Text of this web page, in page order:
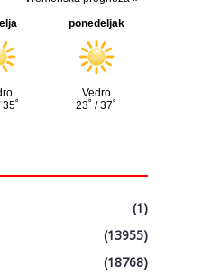
(1)
(13955)
(18768)